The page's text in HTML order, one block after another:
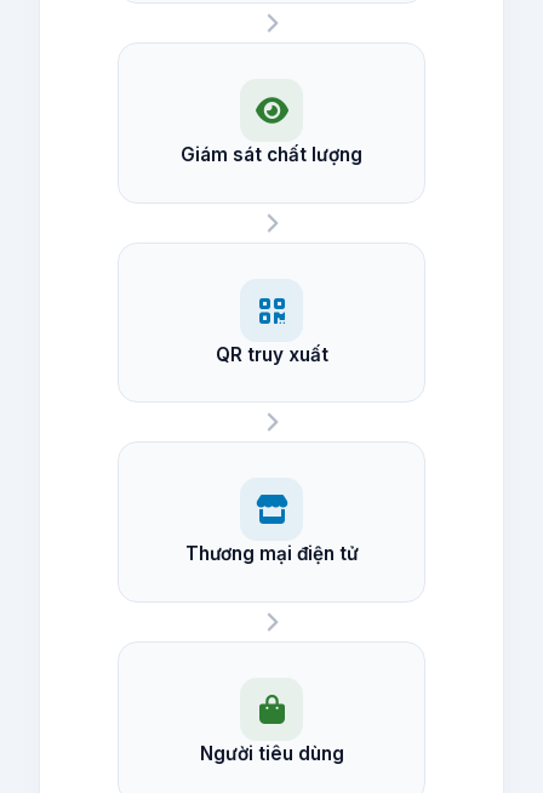
Giám sát chất lượng
QR truy xuất
Thương mại điện tử
Người tiêu dùng